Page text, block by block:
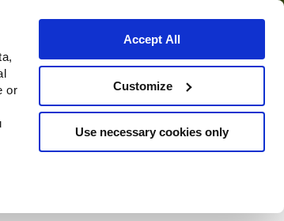
or
Accept All
Customize
Use necessary cookies only
koop